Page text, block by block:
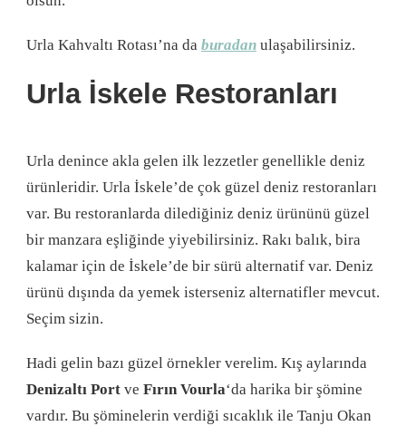
Urla Kahvaltı Rotası’na da buradan ulaşabilirsiniz.
Urla İskele Restoranları
Urla denince akla gelen ilk lezzetler genellikle deniz
ürünleridir. Urla İskele’de çok güzel deniz restoranları
var. Bu restoranlarda dilediğiniz deniz ürününü güzel
bir manzara eşliğinde yiyebilirsiniz. Rakı balık, bira
kalamar için de İskele’de bir sürü alternatif var. Deniz
ürünü dışında da yemek isterseniz alternatifler mevcut.
Seçim sizin.
Hadi gelin bazı güzel örnekler verelim. Kış aylarında
Denizaltı Port ve Fırın Vourla‘da harika bir şömine
vardır. Bu şöminelerin verdiği sıcaklık ile Tanju Okan